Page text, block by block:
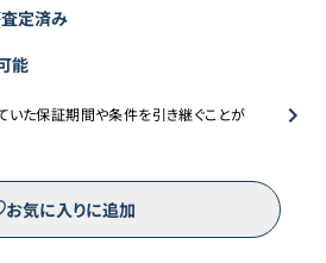
定済み
能
た保証期間や条件を引き継ぐことが
お気に入りに追加